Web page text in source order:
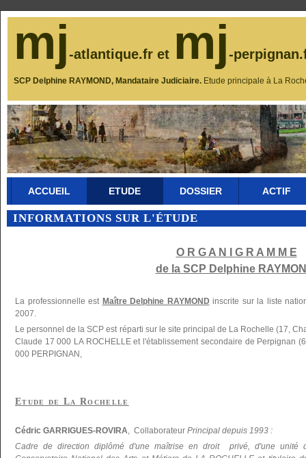
mj-atlantique.fr et mj-
SCP Delphine RAYMOND, Mandataire Judiciaire. Etude principale à La
ACCUEIL ETUDE DOSSIER ACTIF
INFORMATIONS SUR L'ÉTUDE
O R G A N I G R A M M E
de la SCP Delphine
La professionnelle est Maître Delphine RAYMOND inscrite sur la liste
2007.
Le personnel de la SCP est réparti sur le site principal de La Rochelle (17,
Claude 17 000 LA ROCHELLE et l'établissement secondaire de Perpignan
000 PERPIGNAN,
Etude de La Rochelle
Cédric GARRIGUES-ROVIRA, Collaborateur Principal depuis 1993 :
Cadre de direction diplômé d'une maîtrise en droit privé, d'une unité